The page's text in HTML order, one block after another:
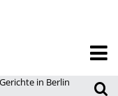
in Berlin